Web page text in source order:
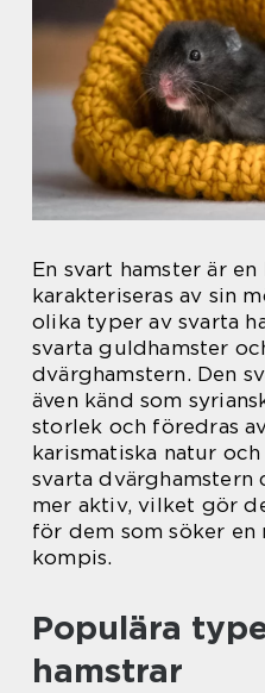
En svart hamster är en
karakteriseras av sin
olika typer av svarta
svarta guldhamster
dvärghamstern. Den
även känd som
storlek och föredras
karismatiska natur
svarta dvärghamstern
mer aktiv, vilket gör
för dem som söker
kompis.
Populära
hamstrar